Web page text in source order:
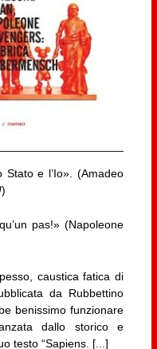
Stato e l’Io». (Amadeo
)
pas!» (Napoleone
caustica fatica di
da Rubbettino
benissimo funzionare
dallo storico e
testo “Sapiens. [...]